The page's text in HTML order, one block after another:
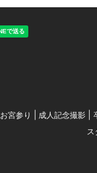
お宮参り 成人記念撮影